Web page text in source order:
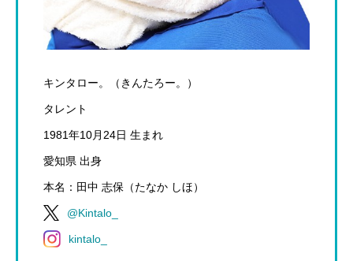
キンタロー。（きんたろー。）
タレント
1981年10月24日 生まれ
愛知県 出身
本名：田中 志保（たなか しほ）
@Kintalo_
kintalo_